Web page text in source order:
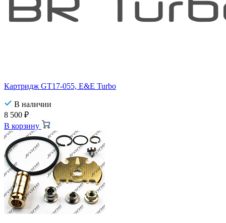
Картридж GT17-055, E&E Turbo
В наличии
8 500 ₽
В корзину